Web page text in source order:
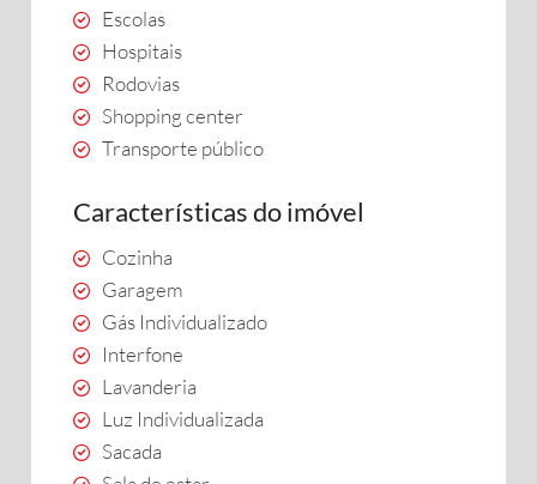
Escolas
Hospitais
Rodovias
Shopping center
Transporte público
Características do imóvel
Cozinha
Garagem
Gás Individualizado
Interfone
Lavanderia
Luz Individualizada
Sacada